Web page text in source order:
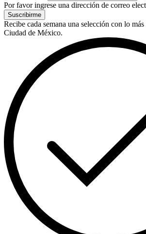
Por favor ingrese una dirección de correo
Suscribirme
Recibe cada semana una selección con lo
Ciudad de México.